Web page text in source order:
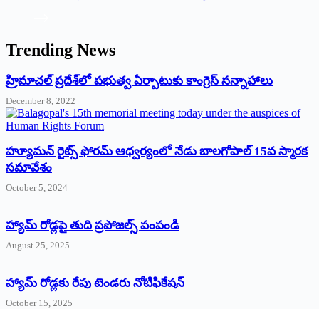
Trending News
‌హ్రిమాచల్‌ ‌ప్రదేశ్‌లో పభుత్వ ఏర్పాటుకు కాంగ్రెస్‌ ‌సన్నాహాలు
December 8, 2022
హ్యూమన్‌ రైట్స్‌ ఫోరమ్‌ ఆధ్వర్యంలో నేడు బాలగోపాల్‌ 15వ స్మారక
సమావేశం
October 5, 2024
హ్యామ్‌ రోడ్లపై తుది ప్రపోజల్స్‌ పంపండి
August 25, 2025
హ్యామ్‌ రోడ్లకు రేపు టెండరు నోటిఫికేషన్‌
October 15, 2025